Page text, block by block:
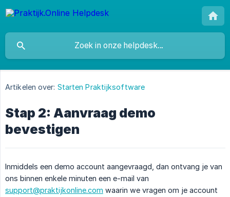
Artikelen over: Starten Praktijksoftware
Stap 2: Aanvraag demo
bevestigen
Inmiddels een demo account aangevraagd, dan ontvang je van
ons binnen enkele minuten een e-mail van
support@praktijkonline.com waarin we vragen om je account